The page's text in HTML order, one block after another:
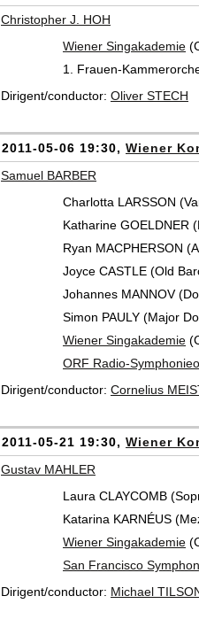
Christopher J. HOH
Wiener Singakademie
1. Frauen-
Dirigent/conductor: Oliver STECH
2011-05-06 19:30, Wiener
Samuel BARBER
Charlotta LARSSON
Katharine GOELDNER
Ryan MACPHERSON
Joyce CASTLE (Old
Johannes MANNOV
Simon PAULY (Major
Wiener Singakademie
ORF Radio-
Dirigent/conductor: Cornelius
2011-05-21 19:30, Wiener
Gustav MAHLER
Laura CLAYCOMB
Katarina KARNÉUS
Wiener Singakademie
San Francisco
Dirigent/conductor: Michael